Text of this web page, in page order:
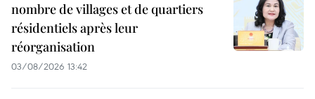
nombre de villages et de quartiers
résidentiels après leur
réorganisation
03/08/2026 13:42